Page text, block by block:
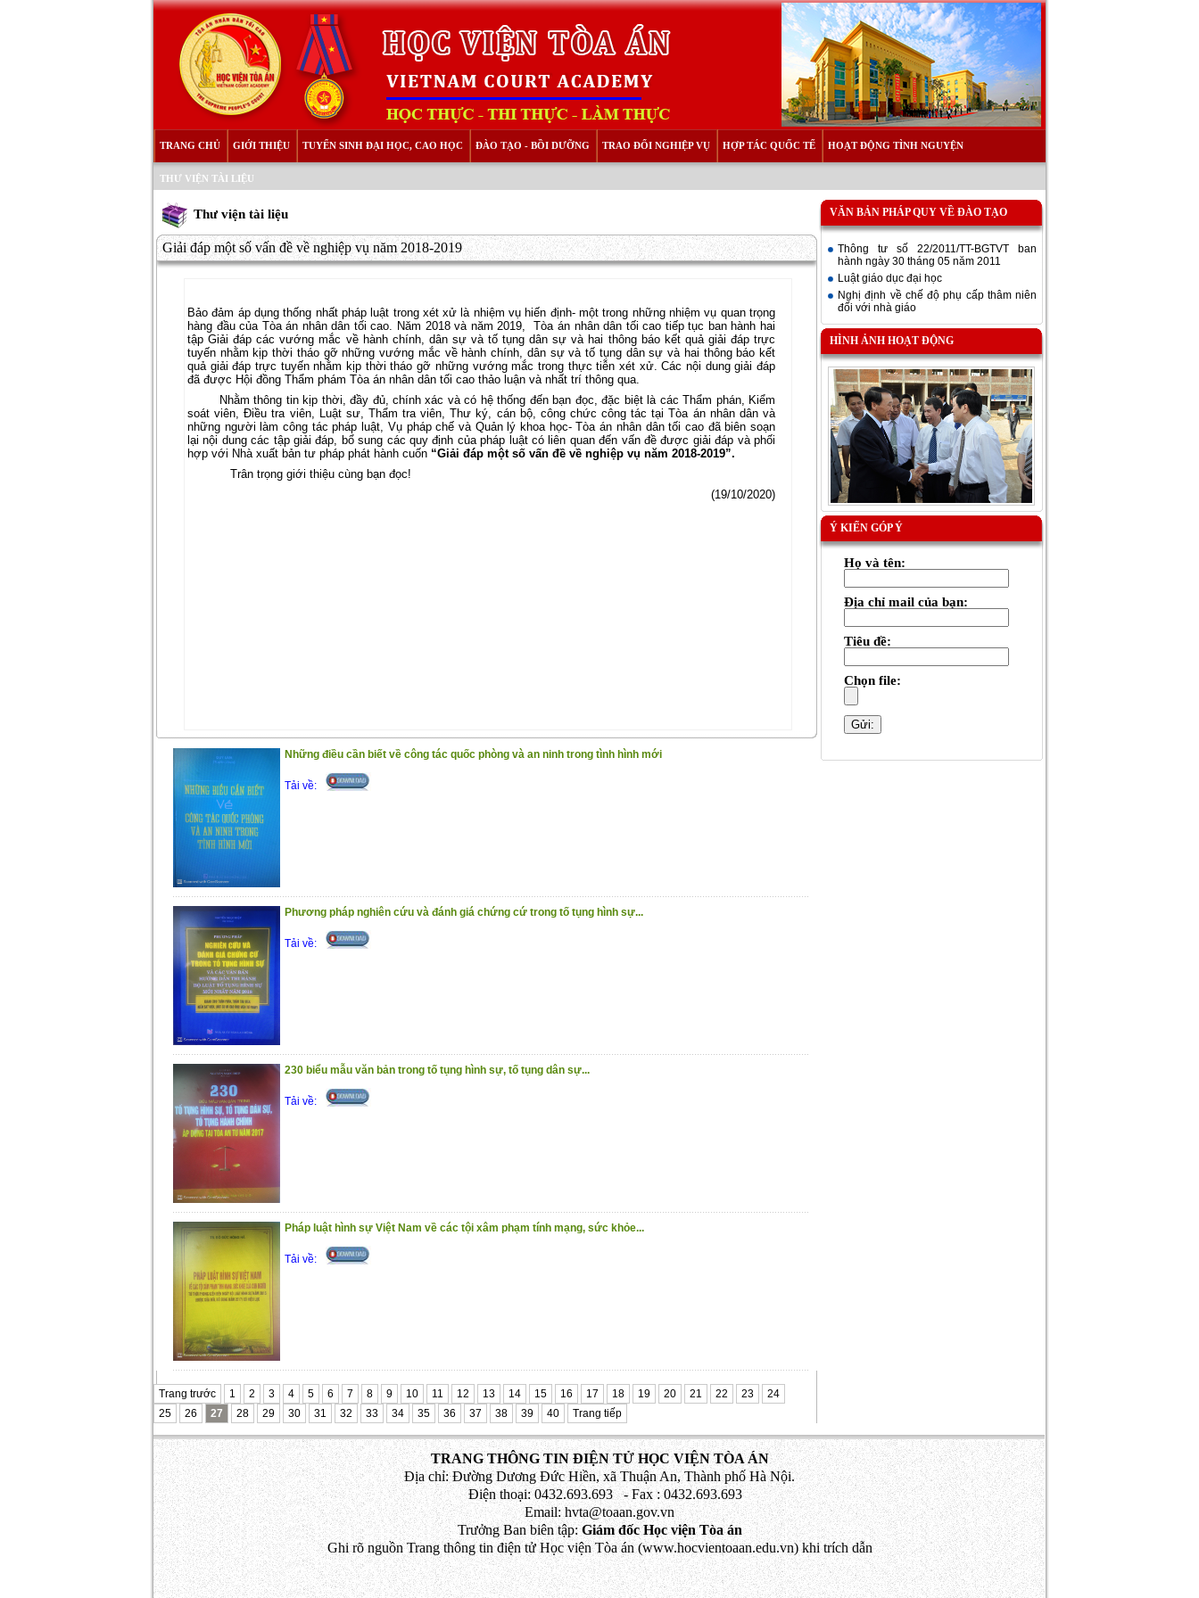
TRANG CHỦ GIỚI THIỆU TUYỂN SINH ĐẠI HỌC, CAO HỌC ĐÀO TẠO - BỒI DƯỠNG TRAO ĐỔI NGHIỆP VỤ HỢP TÁC QUỐC TẾ HOẠT ĐỘNG TÌNH NGUYỆN
THƯ VIỆN TÀI LIỆU
Thư viện tài liệu
Giải đáp một số vấn đề về nghiệp vụ năm 2018-2019
Bảo đảm áp dụng thống nhất pháp luật trong xét xử là nhiệm vụ hiến định- một trong những nhiệm vụ quan trọng
hàng đầu của Tòa án nhân dân tối cao. Năm 2018 và năm 2019,
Tòa án nhân dân tối cao tiếp tục ban hành hai
tập Giải đáp các vướng mắc về hành chính, dân sự và tố tụng dân sự và hai thông báo kết quả giải đáp trực
tuyến nhằm kịp thời tháo gỡ những vướng mắc về hành chính, dân sự và tố tụng dân sự và hai thông báo kết
quả giải đáp trực tuyến nhằm kịp thời tháo gỡ những vướng mắc trong thực tiễn xét xử. Các nội dung giải đáp
đã được Hội đồng Thẩm phám Tòa án nhân dân tối cao thảo luận và nhất trí thông qua.
Nhằm thông tin kịp thời, đầy đủ, chính xác và có hệ thống đến bạn đọc, đặc biệt là các Thẩm phán, Kiểm
soát viên, Điều tra viên, Luật sư, Thẩm tra viên, Thư ký, cán bộ, công chức công tác tại Tòa án nhân dân và
những người làm công tác pháp luật, Vụ pháp chế và Quản lý khoa học- Tòa án nhân dân tối cao đã biên soạn
lại nội dung các tập giải đáp, bổ sung các quy định của pháp luật có liên quan đến vấn đề được giải đáp và phối
hợp với Nhà xuất bản tư pháp phát hành cuốn “Giải đáp một số vấn đề về nghiệp vụ năm 2018-2019”.
Trân trọng giới thiệu cùng bạn đọc!
(19/10/2020)
Những điều cần biết về công tác quốc phòng và an ninh trong tình hình mới
Tải về:
Phương pháp nghiên cứu và đánh giá chứng cứ trong tố tụng hình sự...
Tải về:
230 biểu mẫu văn bản trong tố tụng hình sự, tố tụng dân sự...
Tải về:
Pháp luật hình sự Việt Nam về các tội xâm phạm tính mạng, sức khỏe...
Tải về:
Trang trước 1 2 3 4 5 6 7 8 9 10 11 12 13 14 15 16 17 18 19 20 21 22 23
24
25
26 27 28 29 30 31 32 33 34 35 36 37 38 39 40 Trang tiếp
VĂN BẢN PHÁP QUY VỀ ĐÀO TẠO
Thông tư số 22/2011/TT-BGTVT ban
hành ngày 30 tháng 05 năm 2011
Luật giáo dục đại học
Nghị định về chế độ phụ cấp thâm niên
đối với nhà giáo
HÌNH ẢNH HOẠT ĐỘNG
Ý KIẾN GÓP Ý
Họ và tên:
Địa chỉ mail của bạn:
Tiêu đề:
Chọn file:
TRANG THÔNG TIN ĐIỆN TỬ HỌC VIỆN TÒA ÁN
Địa chỉ: Đường Dương Đức Hiền, xã Thuận An, Thành phố Hà Nội.
Điện thoại: 0432.693.693 - Fax : 0432.693.693
Email: hvta@toaan.gov.vn
Trưởng Ban biên tập:Giám đốc Học viện Tòa án
Ghi rõ nguồn Trang thông tin điện tử Học viện Tòa án (www.hocvientoaan.edu.vn) khi trích dẫn